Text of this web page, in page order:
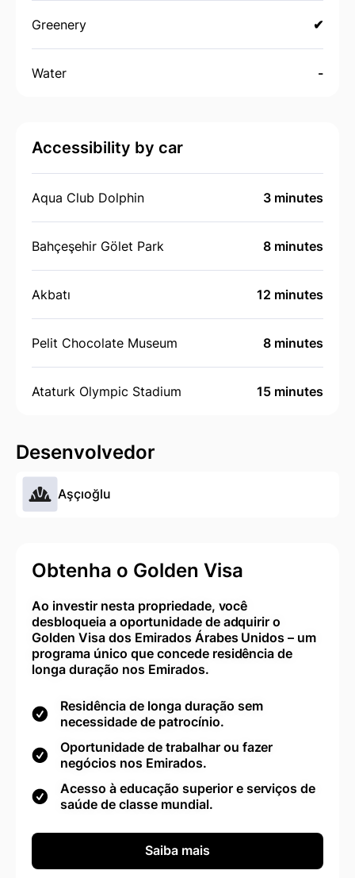
Greenery ✔
Water -
Accessibility by car
Aqua Club Dolphin 3 minutes
Bahçeşehir Gölet Park 8 minutes
Akbatı 12 minutes
Pelit Chocolate Museum 8 minutes
Ataturk Olympic Stadium 15 minutes
Desenvolvedor
Aşçıoğlu
Obtenha o Golden Visa
Ao investir nesta propriedade, você
desbloqueia a oportunidade de adquirir o
Golden Visa dos Emirados Árabes Unidos – um
programa único que concede residência de
longa duração nos Emirados.
Residência de longa duração sem
necessidade de patrocínio.
Oportunidade de trabalhar ou fazer
negócios nos Emirados.
Acesso à educação superior e serviços de
saúde de classe mundial.
Saiba mais